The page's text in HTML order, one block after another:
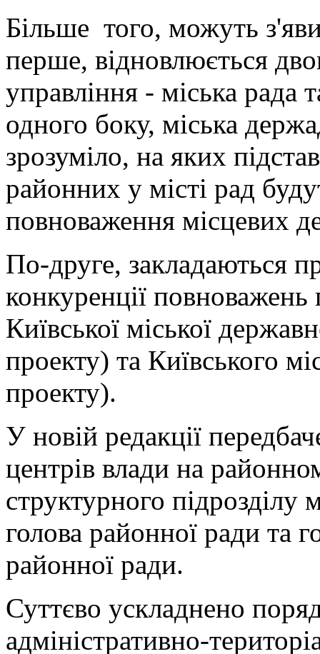
Більше того, можуть
перше, відновлюється
управління - міська рада
одного боку, міська
зрозуміло, на яких
районних у місті рад
повноваження місцевих
По-друге, закладаються
конкуренції повноважень
Київської міської
проекту) та Київського
проекту).
У новій редакції
центрів влади на
структурного підрозділу
голова районної ради та
районної ради.
Суттєво ускладнено
адміністративно-